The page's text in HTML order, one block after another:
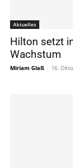
Aktuelles
Hilton setzt
Wachstum
Miriam Glaß - 16.